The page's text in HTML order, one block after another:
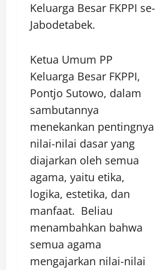
Keluarga Besar FKPPI se-
Jabodetabek.
Ketua Umum PP
Keluarga Besar FKPPI,
Pontjo Sutowo, dalam
sambutannya
menekankan pentingnya
nilai-nilai dasar yang
diajarkan oleh semua
agama, yaitu etika,
logika, estetika, dan
manfaat. Beliau
menambahkan bahwa
semua agama
mengajarkan nilai-nilai